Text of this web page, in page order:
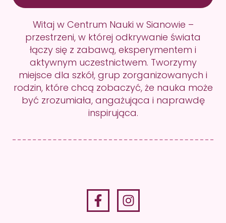
Witaj w Centrum Nauki w Sianowie –
przestrzeni, w której odkrywanie świata
łączy się z zabawą, eksperymentem i
aktywnym uczestnictwem. Tworzymy
miejsce dla szkół, grup zorganizowanych i
rodzin, które chcą zobaczyć, że nauka może
być zrozumiała, angażująca i naprawdę
inspirująca.